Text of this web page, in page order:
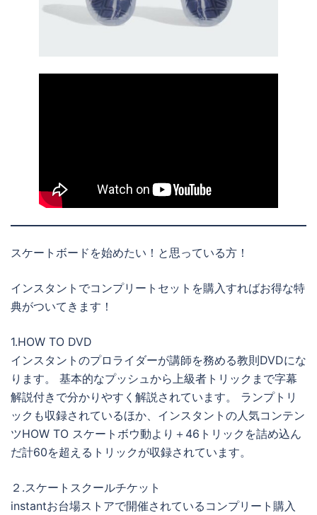
スケートボードを始めたい！と思っている方！
インスタントでコンプリートセットを購入すればお得な特
典がついてきます！
1.HOW TO DVD
インスタントのプロライダーが講師を務める教則DVDにな
ります。 基本的なプッシュから上級者トリックまで字幕
解説付きで分かりやすく解説されています。 ランプトリ
ックも収録されているほか、インスタントの人気コンテン
ツHOW TO スケートボウ動より＋46トリックを詰め込ん
だ計60を超えるトリックが収録されています。
２.スケートスクールチケット
instantお台場ストアで開催されているコンプリート購入